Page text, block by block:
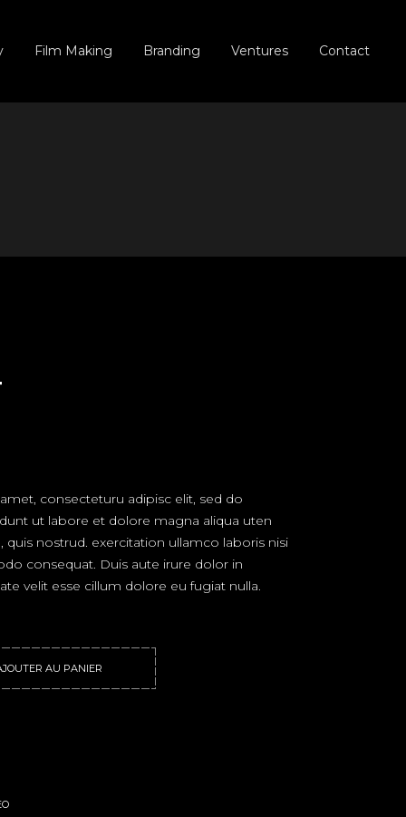
Film Making Branding Ventures Contact
consecteturu adipisc elit, sed do
ut labore et dolore magna aliqua uten
nostrud. exercitation ullamco laboris nisi
consequat. Duis aute irure dolor in
velit esse cillum dolore eu fugiat nulla.
AU PANIER